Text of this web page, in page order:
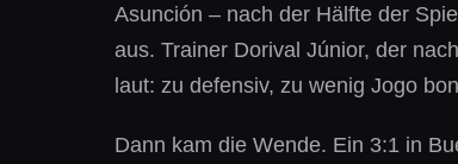
Asunción – nach der Hälfte der
aus. Trainer Dorival Júnior, der
laut: zu defensiv, zu wenig Jogo
Dann kam die Wende. Ein 3:1 in